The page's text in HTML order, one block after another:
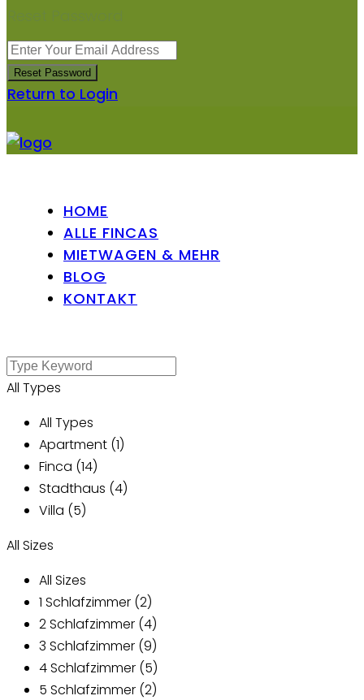
Reset Password
Reset Password
Return to Login
HOME
ALLE FINCAS
MIETWAGEN & MEHR
BLOG
KONTAKT
All Types
All Types
Apartment (1)
Finca (14)
Stadthaus (4)
Villa (5)
All Sizes
All Sizes
1 Schlafzimmer (2)
2 Schlafzimmer (4)
3 Schlafzimmer (9)
4 Schlafzimmer (5)
5 Schlafzimmer (2)